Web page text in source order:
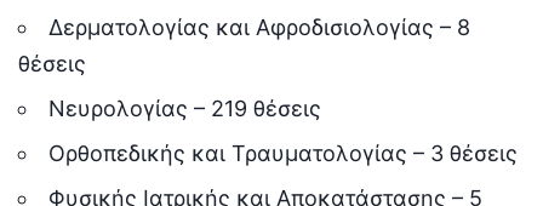
Δερματολογίας και Αφροδισιολογίας – 8
θέσεις
Νευρολογίας – 219 θέσεις
Ορθοπεδικής και Τραυματολογίας – 3 θέσεις
Φυσικής Ιατρικής και Αποκατάστασης – 5